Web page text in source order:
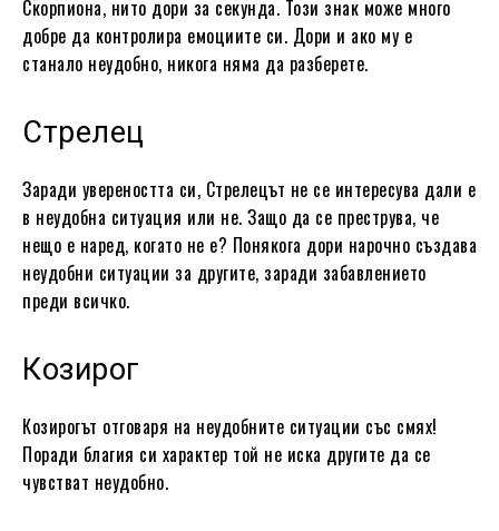
Скорпиона, нито дори за секунда. Този знак може много
добре да контролира емоциите си. Дори и ако му е
станало неудобно, никога няма да разберете.
Стрелец
Заради увереността си, Стрелецът не се интересува дали е
в неудобна ситуация или не. Защо да се преструва, че
нещо е наред, когато не е? Понякога дори нарочно създава
неудобни ситуации за другите, заради забавлението
преди всичко.
Козирог
Козирогът отговаря на неудобните ситуации със смях!
Поради благия си характер той не иска другите да се
чувстват неудобно.